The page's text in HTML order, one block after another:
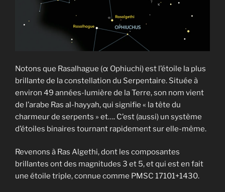
Notons que Rasalhague (α Ophiuchi) est l’étoile la plus
brillante de la constellation du Serpentaire. Située à
environ 49 années-lumière de la Terre, son nom vient
de l’arabe Ras al-hayyah, qui signifie « la tête du
charmeur de serpents » et…. C’est (aussi) un système
d’étoiles binaires tournant rapidement sur elle-même.
Revenons à Ras Algethi, dont les composantes
brillantes ont des magnitudes 3 et 5, et qui est en fait
une étoile triple, connue comme PMSC 17101+1430.